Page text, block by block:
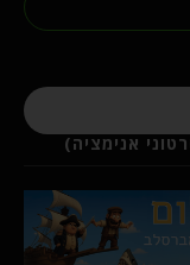
אנימציה)